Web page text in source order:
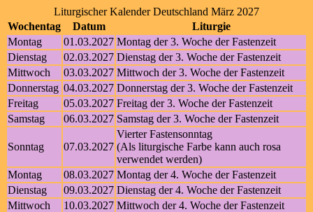
Liturgischer Kalender Deutschland März 2027
Wochentag
Datum
Liturgie
Montag
01.03.2027 Montag der 3. Woche der Fastenzeit
Dienstag
02.03.2027 Dienstag der 3. Woche der Fastenzeit
Mittwoch
03.03.2027 Mittwoch der 3. Woche der Fastenzeit
Donnerstag 04.03.2027 Donnerstag der 3. Woche der Fastenzeit
Freitag
05.03.2027 Freitag der 3. Woche der Fastenzeit
Samstag
06.03.2027 Samstag der 3. Woche der Fastenzeit
Sonntag 07.03.2027
Vierter Fastensonntag
(Als liturgische Farbe kann auch rosa
verwendet werden)
Montag
08.03.2027 Montag der 4. Woche der Fastenzeit
Dienstag
09.03.2027 Dienstag der 4. Woche der Fastenzeit
Mittwoch
10.03.2027 Mittwoch der 4. Woche der Fastenzeit